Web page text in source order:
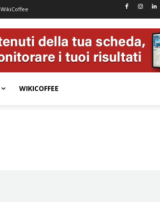
WikiCoffee
WIKICOFFEE